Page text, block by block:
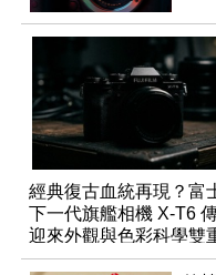
經典復古血統再現？富
下一代旗艦相機 X-T6
迎來外觀與色彩科學雙
優化